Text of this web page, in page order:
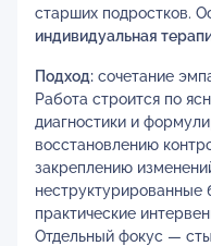
старших подростков.
индивидуальная
Подход: сочетание
Работа строится по
диагностики и
восстановлению
закреплению
неструктурированные
практические
Отдельный фокус —